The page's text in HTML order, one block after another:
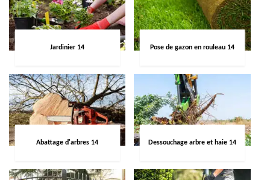
Jardinier 14 Pose de gazon en rouleau 14
Abattage d'arbres 14 Dessouchage arbre et haie 14